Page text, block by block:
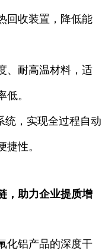
回收装置，降低能
、耐高温材料，适
。
统，实现全过程自动
性。
，助力企业提质增
化铝产品的深度干